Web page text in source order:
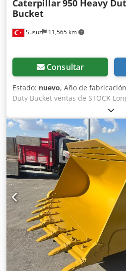
Susuz 11,565 km
Caterpillar950 Heavy
Bucket
Consultar
Estado: nuevo, Año de
Duty Bucket ventas de STOCK
Capacidad: 3.5m^3 Dedst
adaptadores soldados